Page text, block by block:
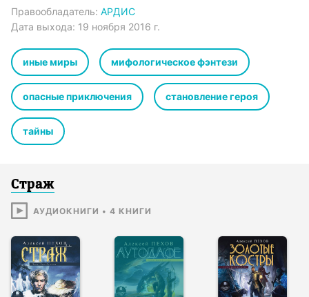
Правообладатель: АРДИС
Дата выхода: 19 ноября 2016 г.
иные миры мифологическое фэнтези
опасные приключения становление героя
тайны
Страж
АУДИОКНИГИ • 4 КНИГИ